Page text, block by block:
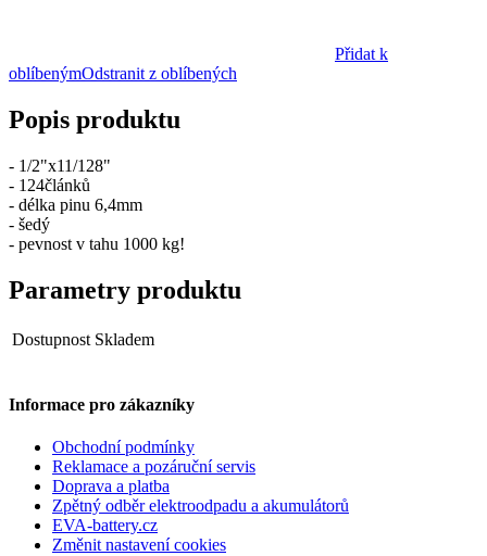
Přidat k
oblíbenýmOdstranit z oblíbených
Popis produktu
- 1/2"x11/128"
- 124článků
- délka pinu 6,4mm
- šedý
- pevnost v tahu 1000 kg!
Parametry produktu
Dostupnost Skladem
Informace pro zákazníky
Obchodní podmínky
Reklamace a pozáruční servis
Doprava a platba
Zpětný odběr elektroodpadu a akumulátorů
EVA-battery.cz
Změnit nastavení cookies